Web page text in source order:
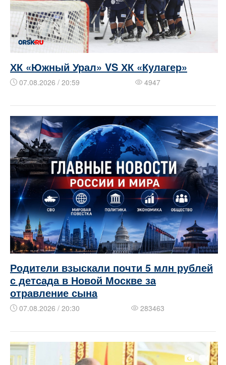
ХК «Южный Урал» VS ХК «Кулагер»
07.08.2026 / 20:59 4947
Родители взыскали почти 5 млн рублей
с детсада в Новой Москве за
отравление сына
07.08.2026 / 20:30 283463